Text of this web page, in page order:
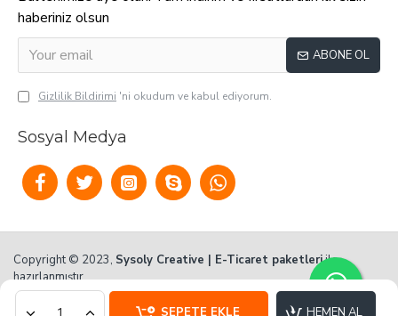
SEPETE EKLE HEMEN AL
haberiniz olsun
ABONE OL
Gizlilik Bildirimi 'ni okudum ve kabul ediyorum.
Sosyal Medya
Copyright © 2023, Sysoly Creative | E-Ticaret paketleriile
hazırlanmıştır.